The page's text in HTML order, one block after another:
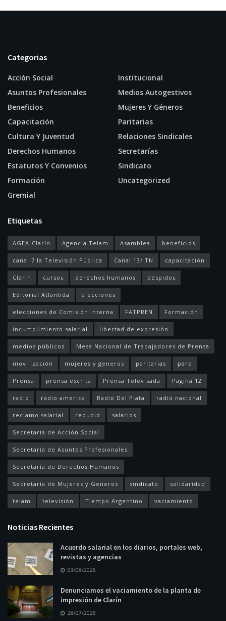
Categorias
Acción Social
Asuntos Profesionales
Beneficios
Capacitación
Cultura Y Juventud
Derechos Humanos
Estatutos Y Convenios
Formación
Gremial
Institucional
Medios Autogestivos
Mujeres Y Géneros
Paritarias
Relaciones Sindicales
Secretarías
Sindicato
Uncategorized
Etiquetas
AGEA-Clarín Agencia Telam Asamblea beneficios
canal 7 la Televisión Pública Canal 13/ TN capacitación
Clarin cursos derechos humanos despidos
Editorial Atlántida elecciones
elecciones de Comisión Interna FATPREN Formación
incumplimiento salarial libertad de expresión
medios públicos Mesa Nacional de Trabajadores de Prensa
movilización mujeres y generos paritarias paro
Prensa prensa escrita Prensa Televisada Página 12
radio radio america Radio Del Plata radio nacional
reclamo salarial repudio salarios
Secretaría de Acción Social
Secretaría de Asuntos Profesionales
Secretaría de Derechos Humanos
Secretaría de Mujeres y Generos sindicato solidaridad
telam televisión Tiempo Argentino vaciamiento
Noticias Recientes
Acuerdo salarial en los diarios, portales web,
revistas y agencias
03/08/2026
Denunciamos el vaciamiento de la planta de
impresión de Clarín
28/07/2026